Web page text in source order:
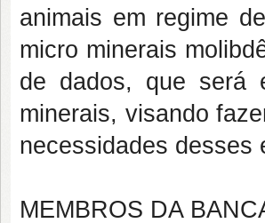
animais em regime
micro minerais
de dados, que será
minerais, visando
necessidades desses
MEMBROS DA